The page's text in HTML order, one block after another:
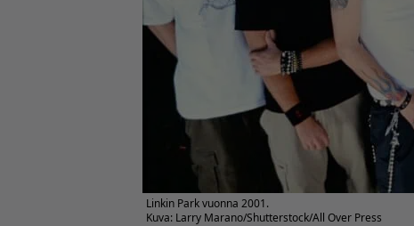
Linkin Park vuonna 2001.
Kuva: Larry Marano/Shutterstock/All Over Press